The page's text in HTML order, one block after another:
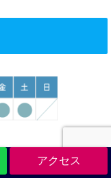
アクセス